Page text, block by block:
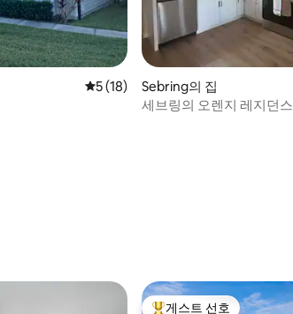
평점 5점(5점 만점), 후기 18개
5 (18)
Sebring의 집
세브링의 오렌지 레지던스
게스트 선호